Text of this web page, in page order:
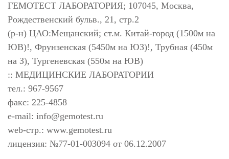
ГЕМОТЕСТ ЛАБОРАТОРИЯ; 107045, Москва,
Рождественский бульв., 21, стр.2
(р-н) ЦАО:Мещанский; ст.м. Китай-город (1500м на
ЮВ)!, Фрунзенская (5450м на ЮЗ)!, Трубная (450м
на З), Тургеневская (550м на ЮВ)
:: МЕДИЦИНСКИЕ ЛАБОРАТОРИИ
тел.: 967-9567
факс: 225-4858
e-mail: info@gemotest.ru
web-стр.: www.gemotest.ru
лицензия: №77-01-003094 от 06.12.2007